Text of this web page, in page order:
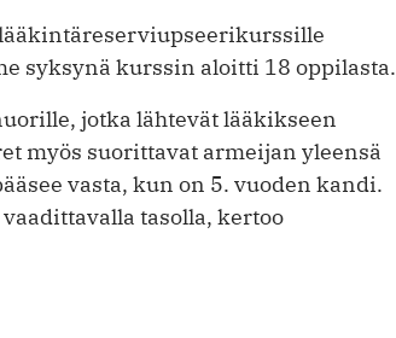
syksynä kurssin aloitti 18 oppilasta.
jotka lähtevät lääkikseen
myös suorittavat armeijan yleensä
vasta, kun on 5. vuoden kandi.
tasolla, kertoo